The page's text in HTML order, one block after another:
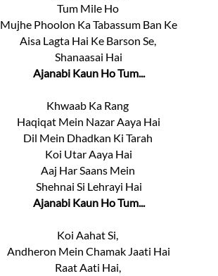
Tum Mile Ho
Mujhe Phoolon Ka Tabassum Ban Ke
Aisa Lagta Hai Ke Barson Se,
Shanaasai Hai
Ajanabi Kaun Ho Tum...
Khwaab Ka Rang
Haqiqat Mein Nazar Aaya Hai
Dil Mein Dhadkan Ki Tarah
Koi Utar Aaya Hai
Aaj Har Saans Mein
Shehnai Si Lehrayi Hai
Ajanabi Kaun Ho Tum...
Koi Aahat Si,
Andheron Mein Chamak Jaati Hai
Raat Aati Hai,